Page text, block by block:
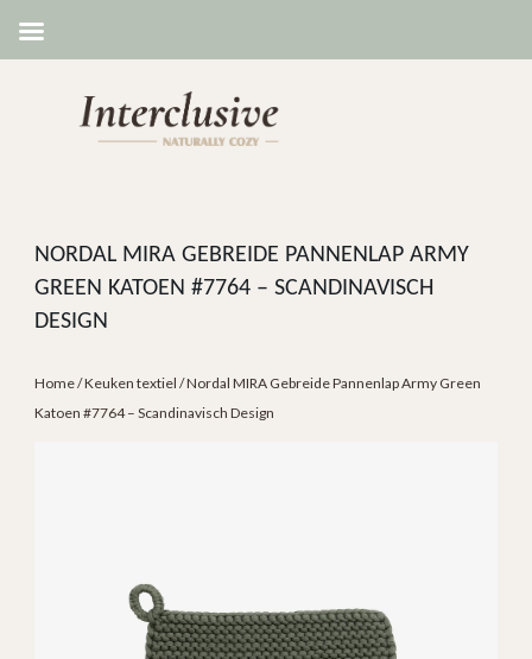
NORDAL MIRA GEBREIDE PANNENLAP ARMY
GREEN KATOEN #7764 – SCANDINAVISCH
DESIGN
Home/Keuken textiel / Nordal MIRA Gebreide Pannenlap Army Green
Katoen #7764 – Scandinavisch Design